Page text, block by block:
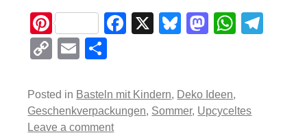
Pi
nt
er
e
st
F
e
b
X
Bl
sk
y
M
o
d
W
A
C
p
y
E
ail e
n
Posted in Basteln mit Kindern, Deko Ideen,
Geschenkverpackungen, Sommer, Upcyceltes
Leave a comment